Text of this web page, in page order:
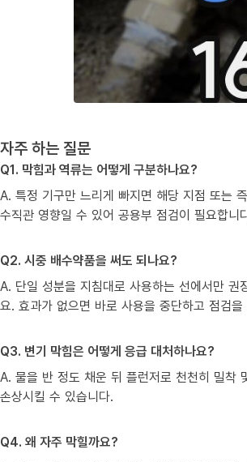
자주 하는 질문
Q1. 막힘과 역류는 어떻게 구분하나요?
A. 특정 기구만 느리게 빠지면 해당 지점 또는
수직관 영향일 수 있어 공용부 점검이 필요합니
Q2. 시중 배수약품을 써도 되나요?
A. 단일 성분을 지침대로 사용하는 선에서만
요. 효과가 없으면 바로 사용을 중단하고 점검을
Q3. 변기 막힘은 어떻게 응급 대처하나요?
A. 물을 반 정도 채운 뒤 플런저로 천천히 밀착
손상시킬 수 있습니다.
Q4. 왜 자주 막힐까요?